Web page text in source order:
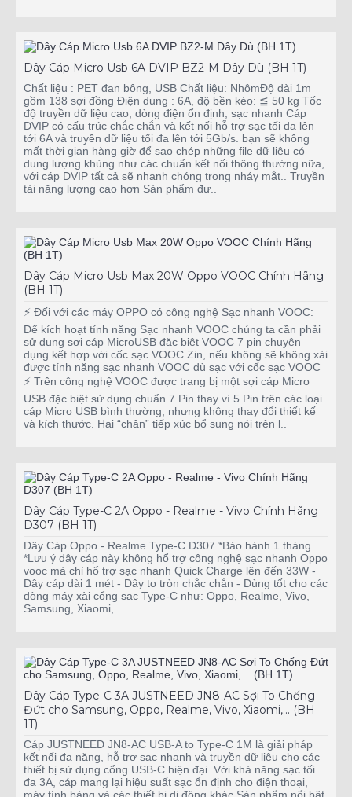
Dây Cáp Micro Usb 6A DVIP BZ2-M Dây Dù (BH 1T)
Chất liệu : PET đan bông, USB Chất liệu: NhômĐộ dài 1m
gồm 138 sợi đồng Điện dung : 6A, độ bền kéo: ≦ 50 kg Tốc
độ truyền dữ liệu cao, dòng điện ổn định, sạc nhanh Cáp
DVIP có cấu trúc chắc chắn và kết nối hỗ trợ sạc tối đa lên
tới 6A và truyền dữ liệu tối đa lên tới 5Gb/s. bạn sẽ không
mất thời gian hàng giờ để sao chép những file dữ liệu có
dung lượng khủng như các chuẩn kết nối thông thường nữa,
với cáp DVIP tất cả sẽ nhanh chóng trong nháy mắt.. Truyền
tải năng lượng cao hơn Sản phẩm đư..
Dây Cáp Micro Usb Max 20W Oppo VOOC Chính Hãng
(BH 1T)
⚡ Đối với các máy OPPO có công nghệ Sạc nhanh VOOC:
Để kích hoạt tính năng Sạc nhanh VOOC chúng ta cần phải
sử dụng sợi cáp MicroUSB đặc biệt VOOC 7 pin chuyên
dụng kết hợp với cốc sạc VOOC Zin, nếu không sẽ không xài
được tính năng sạc nhanh VOOC dù sạc với cốc sạc VOOC
⚡ Trên công nghệ VOOC được trang bị một sợi cáp Micro
USB đặc biệt sử dụng chuẩn 7 Pin thay vì 5 Pin trên các loại
cáp Micro USB bình thường, nhưng không thay đổi thiết kế
và kích thước. Hai “chân” tiếp xúc bổ sung nói trên l..
Dây Cáp Type-C 2A Oppo - Realme - Vivo Chính Hãng
D307 (BH 1T)
Dây Cáp Oppo - Realme Type-C D307 *Bảo hành 1 tháng
*Lưu ý dây cáp này không hổ trợ công nghệ sạc nhanh Oppo
vooc mà chỉ hổ trợ sạc nhanh Quick Charge lên đến 33W -
Dây cáp dài 1 mét - Dây to tròn chắc chắn - Dùng tốt cho các
dòng máy xài cổng sạc Type-C như: Oppo, Realme, Vivo,
Samsung, Xiaomi,... ..
Dây Cáp Type-C 3A JUSTNEED JN8-AC Sợi To Chống
Đứt cho Samsung, Oppo, Realme, Vivo, Xiaomi,... (BH
1T)
Cáp JUSTNEED JN8-AC USB-A to Type-C 1M là giải pháp
kết nối đa năng, hỗ trợ sạc nhanh và truyền dữ liệu cho các
thiết bị sử dụng cổng USB-C hiện đại. Với khả năng sạc tối
đa 3A, cáp mang lại hiệu suất sạc ổn định cho điện thoại,